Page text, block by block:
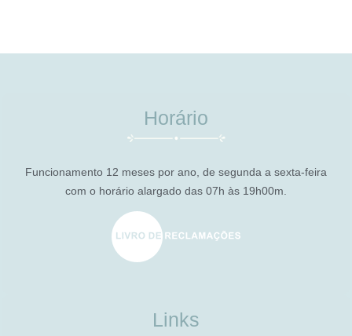
Horário
Funcionamento 12 meses por ano, de segunda a sexta-feira
com o horário alargado das 07h às 19h00m.
Links